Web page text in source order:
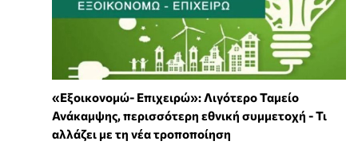
«Εξοικονομώ- Επιχειρώ»: Λιγότερο Ταμείο
Ανάκαμψης, περισσότερη εθνική συμμετοχή - Τι
αλλάζει με τη νέα τροποποίηση